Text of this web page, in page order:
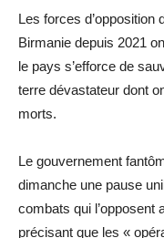
Les forces d’opposition
Birmanie depuis 2021
le pays s’efforce de
terre dévastateur dont
morts.
Le gouvernement
dimanche une pause
combats qui l’opposent
précisant que les «